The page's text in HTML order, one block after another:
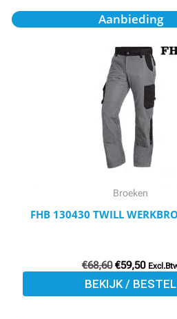
Aanbieding
Broeken
FHB 130430 TWILL
€68,60
prijs
€68,60.
€59,50
prijs
BEKIJK / BESTEL
Dit
heeft
meerdere
variaties.
Deze
optie
kan
gekozen
worden
op